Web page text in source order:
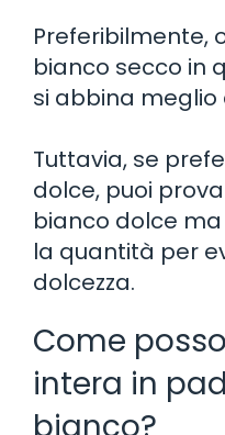
Preferibilmente,
bianco secco in
si abbina meglio
Tuttavia, se
dolce, puoi
bianco dolce
la quantità per
dolcezza.
Come
intera in